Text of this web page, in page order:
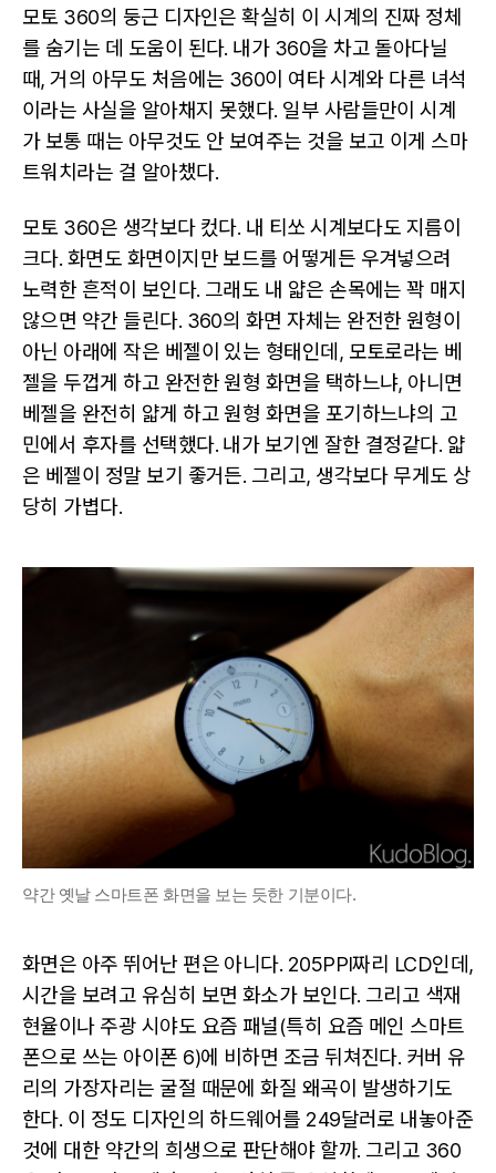
모토 360의 둥근 디자인은 확실히 이 시계의 진짜 정체
를 숨기는 데 도움이 된다. 내가 360을 차고 돌아다닐
때, 거의 아무도 처음에는 360이 여타 시계와 다른 녀석
이라는 사실을 알아채지 못했다. 일부 사람들만이 시계
가 보통 때는 아무것도 안 보여주는 것을 보고 이게 스마
트워치라는 걸 알아챘다.
모토 360은 생각보다 컸다. 내 티쏘 시계보다도 지름이
크다. 화면도 화면이지만 보드를 어떻게든 우겨넣으려
노력한 흔적이 보인다. 그래도 내 얇은 손목에는 꽉 매지
않으면 약간 들린다. 360의 화면 자체는 완전한 원형이
아닌 아래에 작은 베젤이 있는 형태인데, 모토로라는 베
젤을 두껍게 하고 완전한 원형 화면을 택하느냐, 아니면
베젤을 완전히 얇게 하고 원형 화면을 포기하느냐의 고
민에서 후자를 선택했다. 내가 보기엔 잘한 결정같다. 얇
은 베젤이 정말 보기 좋거든. 그리고, 생각보다 무게도 상
당히 가볍다.
약간 옛날 스마트폰 화면을 보는 듯한 기분이다.
화면은 아주 뛰어난 편은 아니다. 205PPI짜리 LCD인데,
시간을 보려고 유심히 보면 화소가 보인다. 그리고 색재
현율이나 주광 시야도 요즘 패널(특히 요즘 메인 스마트
폰으로 쓰는 아이폰 6)에 비하면 조금 뒤쳐진다. 커버 유
리의 가장자리는 굴절 때문에 화질 왜곡이 발생하기도
한다. 이 정도 디자인의 하드웨어를 249달러로 내놓아준
것에 대한 약간의 희생으로 판단해야 할까. 그리고 360